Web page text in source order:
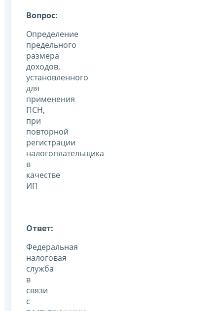
Вопрос:
Определение
предельного
размера
доходов,
установленного
для
применения
ПСН,
при
повторной
регистрации
налогоплательщика
в
качестве
ИП
Ответ:
Федеральная
налоговая
служба
в
связи
с